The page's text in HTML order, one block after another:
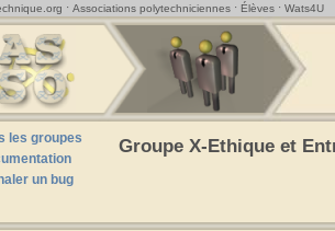
· Associations polytechniciennes · Élèves · Wats4U
les groupes
un bug
Groupe X-Ethique et